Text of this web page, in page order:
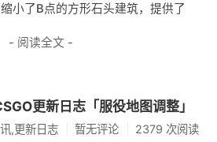
小了B点的方形石头建筑，提供了
- 阅读全文 -
更新日志「服役地图调整」
,更新日志 暂无评论 2379 次阅读